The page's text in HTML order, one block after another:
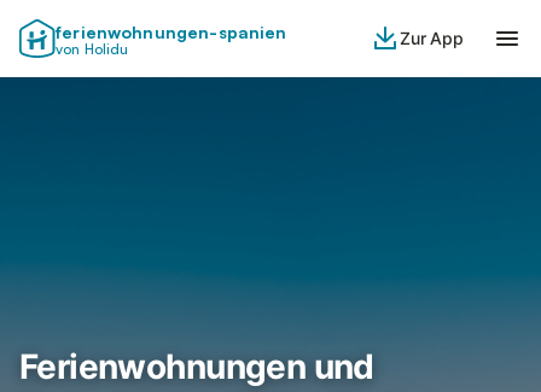
ferienwohnungen-spanien
von Holidu
Zur App
Ferienwohnungen und